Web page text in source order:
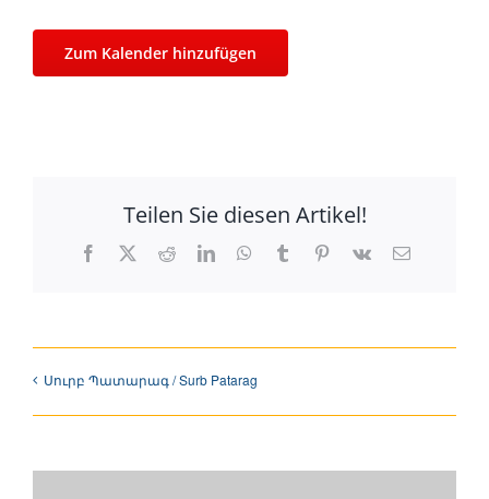
Zum Kalender hinzufügen
Teilen Sie diesen Artikel!
Facebook
X RedditLinkedInWhatsApp
TumblrPinterest
Vk
E-
Սուրբ Պատարագ / Surb Patarag